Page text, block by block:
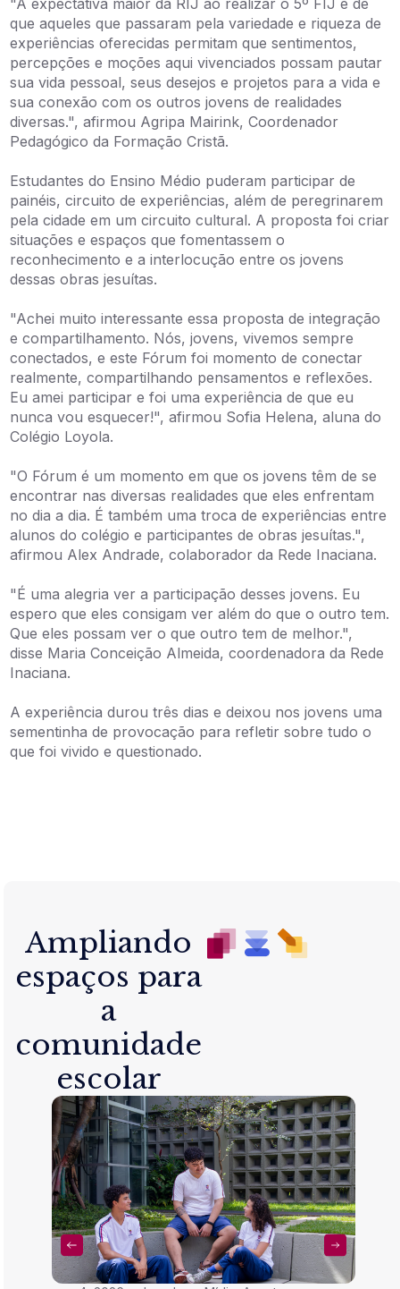
que aqueles que passaram pela variedade e riqueza de
experiências oferecidas permitam que sentimentos,
percepções e moções aqui vivenciados possam pautar
sua vida pessoal, seus desejos e projetos para a vida e
sua conexão com os outros jovens de realidades
diversas.", afirmou Agripa Mairink, Coordenador
Pedagógico da Formação Cristã.
Estudantes do Ensino Médio puderam participar de
painéis, circuito de experiências, além de peregrinarem
pela cidade em um circuito cultural. A proposta foi criar
situações e espaços que fomentassem o
reconhecimento e a interlocução entre os jovens
dessas obras jesuítas.
"Achei muito interessante essa proposta de integração
e compartilhamento. Nós, jovens, vivemos sempre
conectados, e este Fórum foi momento de conectar
realmente, compartilhando pensamentos e reflexões.
Eu amei participar e foi uma experiência de que eu
nunca vou esquecer!", afirmou Sofia Helena, aluna do
Colégio Loyola.
"O Fórum é um momento em que os jovens têm de se
encontrar nas diversas realidades que eles enfrentam
no dia a dia. É também uma troca de experiências entre
alunos do colégio e participantes de obras jesuítas.",
afirmou Alex Andrade, colaborador da Rede Inaciana.
"É uma alegria ver a participação desses jovens. Eu
espero que eles consigam ver além do que o outro tem.
Que eles possam ver o que outro tem de melhor.",
disse Maria Conceição Almeida, coordenadora da Rede
Inaciana.
A experiência durou três dias e deixou nos jovens uma
sementinha de provocação para refletir sobre tudo o
que foi vivido e questionado.
Ampliando
espaços para
a
comunidade
escolar